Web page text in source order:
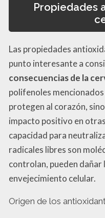
Propiedades
Las propiedades
punto interesante a
consecuencias de la
polifenoles
protegen al corazón,
impacto positivo en
capacidad para
radicales libres son
controlan, pueden dañar
envejecimiento celular.
Origen de los